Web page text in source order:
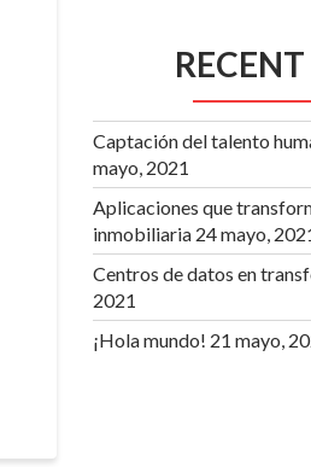
Captación del talento
mayo, 2021
Aplicaciones que
inmobiliaria 24 mayo,
Centros de datos en
2021
¡Hola mundo! 21 mayo,